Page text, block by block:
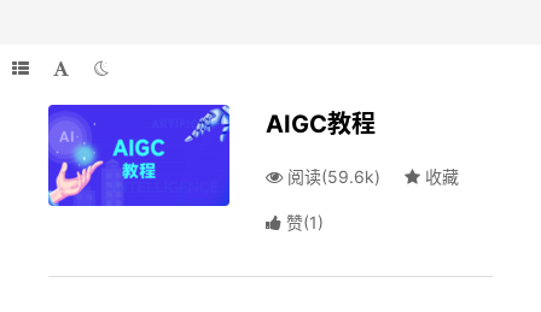
AIGC教程
阅读(59.6k) 收藏
赞(1)